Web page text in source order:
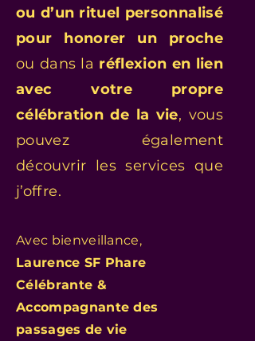
ou d’un rituel personnalisé
pour honorer un proche
ou dans la réflexion en lien
avec votre propre
célébration de la vie, vous
pouvez également
découvrir les services que
j’offre.
Avec bienveillance,
Laurence SF Phare
Célébrante &
Accompagnante des
passages de vie